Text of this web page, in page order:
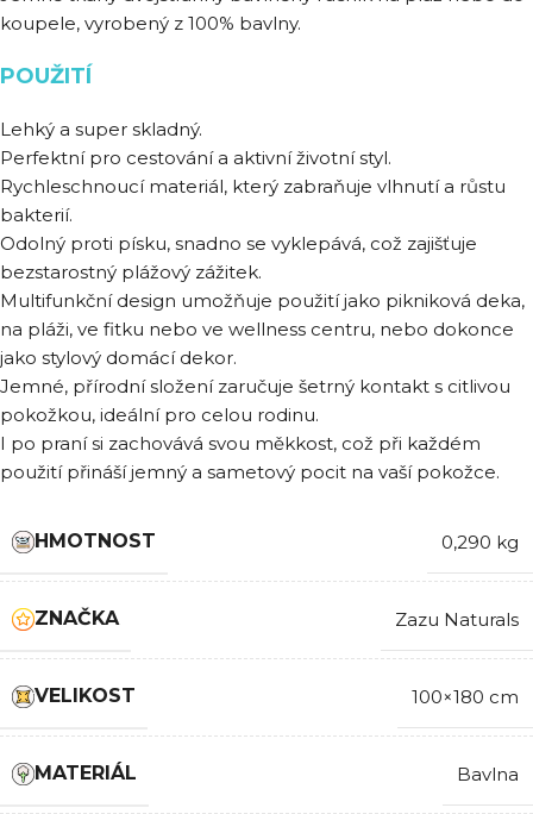
koupele, vyrobený z 100% bavlny.
POUŽITÍ
Lehký a super skladný.
Perfektní pro cestování a aktivní životní styl.
Rychleschnoucí materiál, který zabraňuje vlhnutí a růstu
bakterií.
Odolný proti písku, snadno se vyklepává, což zajišťuje
bezstarostný plážový zážitek.
Multifunkční design umožňuje použití jako pikniková deka,
na pláži, ve fitku nebo ve wellness centru, nebo dokonce
jako stylový domácí dekor.
Jemné, přírodní složení zaručuje šetrný kontakt s citlivou
pokožkou, ideální pro celou rodinu.
I po praní si zachovává svou měkkost, což při každém
použití přináší jemný a sametový pocit na vaší pokožce.
HMOTNOST 0,290 kg
ZNAČKA Zazu Naturals
VELIKOST 100×180 cm
MATERIÁL Bavlna